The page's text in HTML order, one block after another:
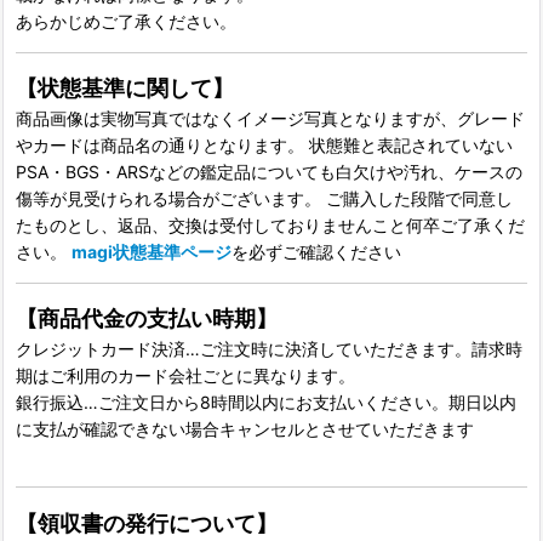
あらかじめご了承ください。
【状態基準に関して】
商品画像は実物写真ではなくイメージ写真となりますが、グレード
やカードは商品名の通りとなります。 状態難と表記されていない
PSA・BGS・ARSなどの鑑定品についても白欠けや汚れ、ケースの
傷等が見受けられる場合がございます。 ご購入した段階で同意し
たものとし、返品、交換は受付しておりませんこと何卒ご了承くだ
さい。 magi状態基準ページを必ずご確認ください
【商品代金の支払い時期】
クレジットカード決済…ご注文時に決済していただきます。請求時
期はご利用のカード会社ごとに異なります。
銀行振込…ご注文日から8時間以内にお支払いください。期日以内
に支払が確認できない場合キャンセルとさせていただきます
【領収書の発行について】